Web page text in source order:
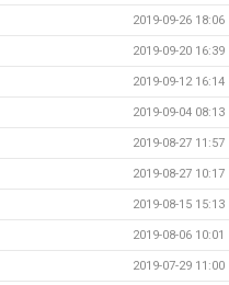
2019-09-26 18:06
2019-09-20 16:39
2019-09-12 16:14
2019-09-04 08:13
2019-08-27 11:57
2019-08-27 10:17
2019-08-15 15:13
2019-08-06 10:01
2019-07-29 11:00